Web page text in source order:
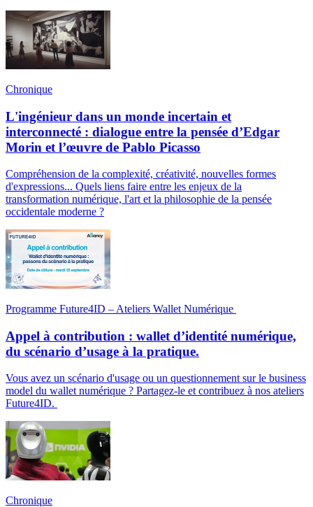
Chronique
L'ingénieur dans un monde incertain et
interconnecté : dialogue entre la pensée d’Edgar
Morin et l’œuvre de Pablo Picasso
Compréhension de la complexité, créativité, nouvelles formes
d'expressions... Quels liens faire entre les enjeux de la
transformation numérique, l'art et la philosophie de la pensée
occidentale moderne ?
Programme Future4ID – Ateliers Wallet Numérique
Appel à contribution : wallet d’identité numérique,
du scénario d’usage à la pratique.
Vous avez un scénario d'usage ou un questionnement sur le business
model du wallet numérique ? Partagez-le et contribuez à nos ateliers
Future4ID.
Chronique